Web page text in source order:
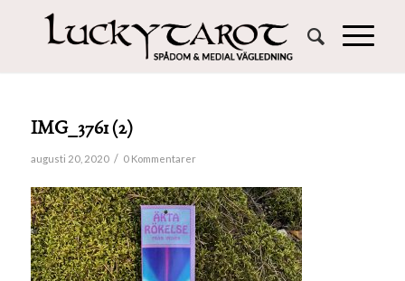
IMG_3761 (2)
augusti 20, 2020 / 0 Kommentarer